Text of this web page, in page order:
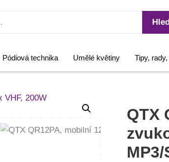
Pódiová technika Umělé květiny Tipy,
QTX
MP3/